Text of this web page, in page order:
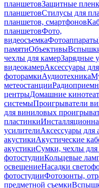
планшетовЗащитные
планшетовСтилусы для
планшетов, смартфонов
планшетовФото,
видеосъемкаФотоаппараты
памятиОбъективы
чехлы для камерЗарядные
видеокамерАксессуары
фоторамкиАудиотехника
метеостанции
центрыДомашние
системыПроигрыватели
для виниловых
пластинки
усилителиАксессуары для
акустикиАкустические
акустикиСумки, чехлы для
фотостудииКольцевые
освещениеНасадки
фотостудииФотозонты,
предметной съемки